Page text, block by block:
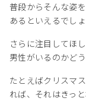
普段からそんな姿
あるといえるでしょ
さらに注目してほ
男性がいるのかどう
たとえばクリスマ
れば、それはきっ